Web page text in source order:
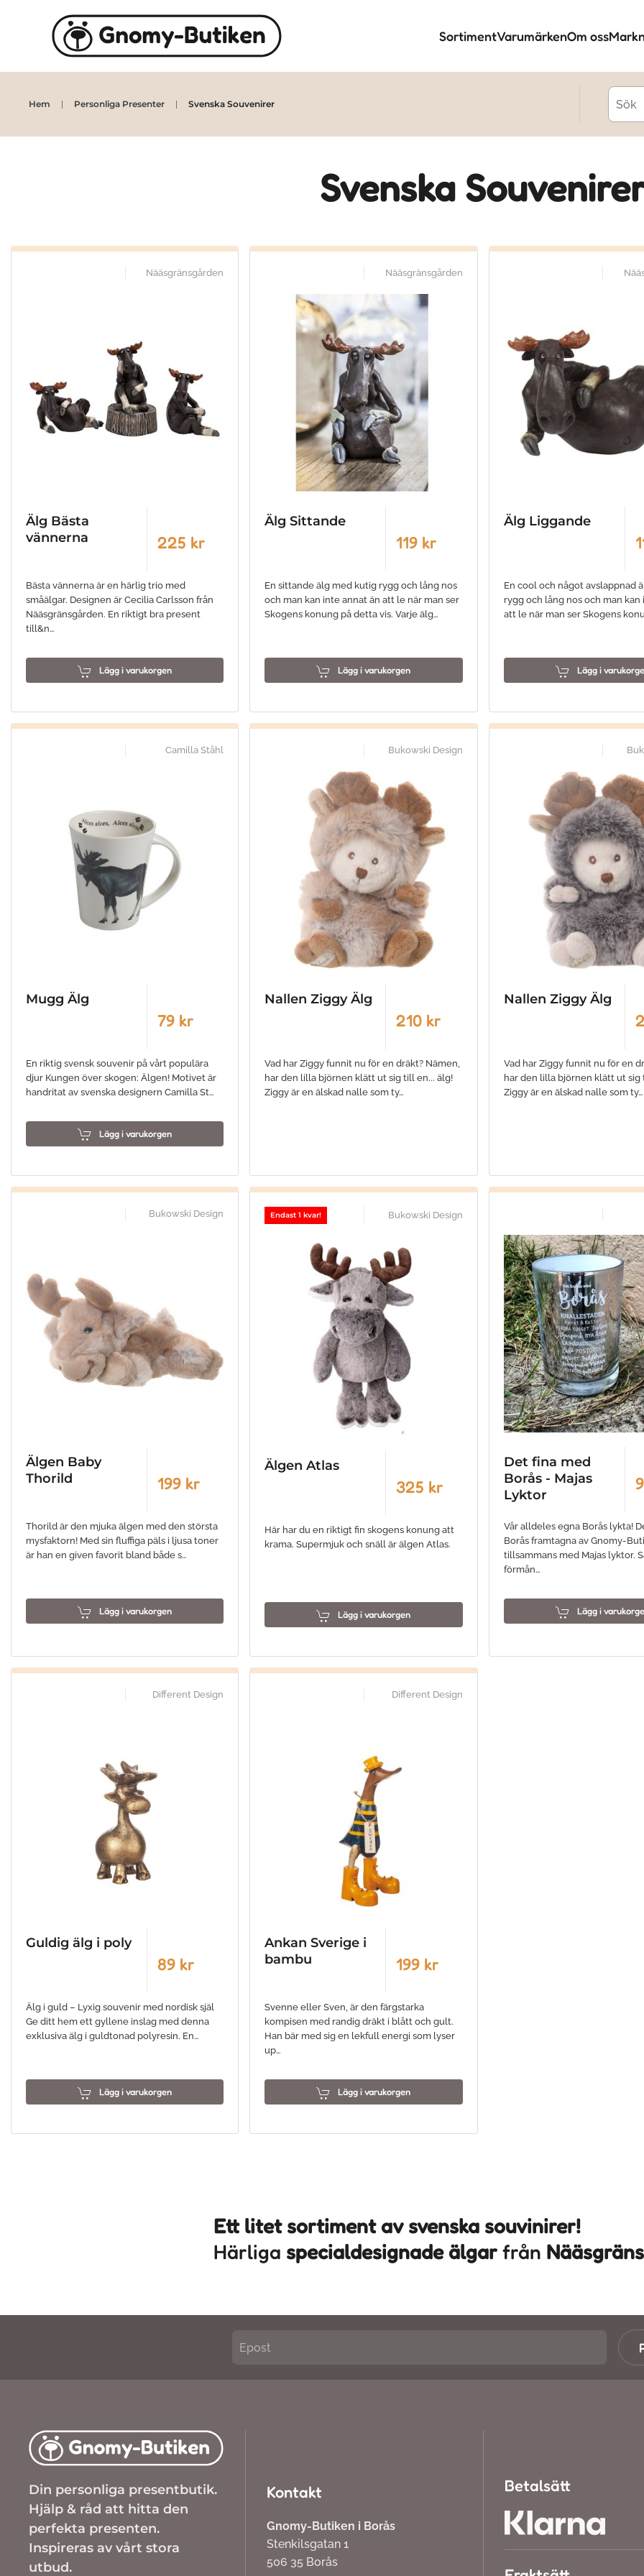
Skip to main content SortimentVarumärkenOm oss
Hem Personliga Presenter Svenska Souvenirer
Svenska
Nääsgränsgården
Älg Bästa
vännerna
225 kr
Bästa vännerna är en härlig trio med
småälgar. Designen är Cecilia Carlsson från
Nääsgränsgården. En riktigt bra present
till&n…
Lägg i varukorgen
Nääsgränsgården
Älg Sittande
119 kr
En sittande älg med kutig rygg och lång nos
och man kan inte annat än att le när man ser
Skogens konung på detta vis. Varje älg…
Lägg i varukorgen
Älg Liggande
En cool och något avslappnad
rygg och lång nos och man kan
att le när man ser Skogens
Lägg i
Camilla Ståhl
Mugg Älg
79 kr
En riktig svensk souvenir på vårt populära
djur Kungen över skogen: Älgen! Motivet är
handritat av svenska designern Camilla St…
Lägg i varukorgen
Bukowski Design
Nallen Ziggy Älg
210 kr
Vad har Ziggy funnit nu för en dräkt? Nämen,
har den lilla björnen klätt ut sig till en... älg!
Ziggy är en älskad nalle som ty…
Nallen Ziggy Älg
Vad har Ziggy funnit nu för en
har den lilla björnen klätt ut sig
Ziggy är en älskad nalle som ty…
Bukowski Design
Älgen Baby
Thorild
199 kr
Thorild är den mjuka älgen med den största
mysfaktorn! Med sin fluffiga päls i ljusa toner
är han en given favorit bland både s…
Lägg i varukorgen
Endast 1 kvar! Bukowski Design
Älgen Atlas
325 kr
Här har du en riktigt fin skogens konung att
krama. Supermjuk och snäll är älgen Atlas.
Lägg i varukorgen
Det fina med
Borås - Majas
Lyktor
Vår alldeles egna Borås lykta!
Borås framtagna av Gnomy-
tillsammans med Majas lyktor.
förmån…
Lägg i
Different Design
Guldig älg i poly
89 kr
Älg i guld – Lyxig souvenir med nordisk själ
Ge ditt hem ett gyllene inslag med denna
exklusiva älg i guldtonad polyresin. En…
Lägg i varukorgen
Different Design
Ankan Sverige i
bambu
199 kr
Svenne eller Sven, är den färgstarka
kompisen med randig dräkt i blått och gult.
Han bär med sig en lekfull energi som lyser
up…
Lägg i varukorgen
Ett litet sortiment av svenska souvinirer!
Härliga specialdesignade älgar från
Din personliga presentbutik.
Hjälp & råd att hitta den
perfekta presenten.
Inspireras av vårt stora
utbud.
Kontakt
Gnomy-Butiken i Borås
Stenkilsgatan 1
506 35 Borås
Betalsätt